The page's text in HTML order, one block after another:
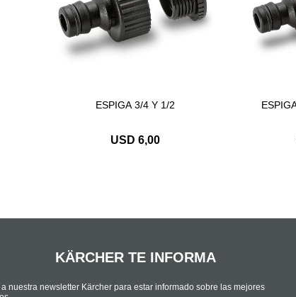
ESPIGA 3/4 Y 1/2
USD 6,00
KÄRCHER TE INFORMA
nuestra newsletter Kärcher para estar informado sobre las mejores